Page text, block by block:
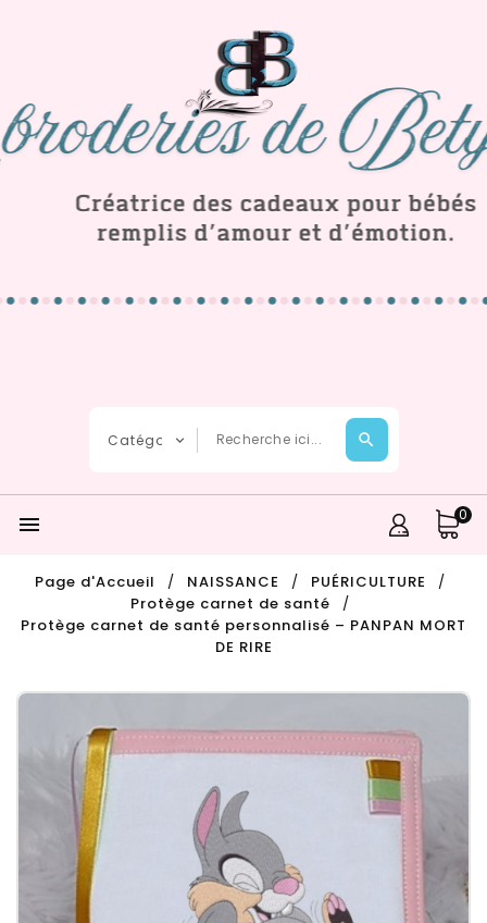
 0
Page d'Accueil NAISSANCE
PUÉRICULTURE
Protège carnet de santé
Protège carnet de santé personnalisé – PANPAN MORT
DE RIRE